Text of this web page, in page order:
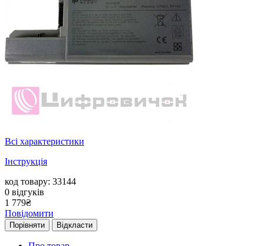
Всі характеристики
Інструкція
код товару: 33144
0 відгуків
1 779₴
Повідомити
Порівняти Відкласти